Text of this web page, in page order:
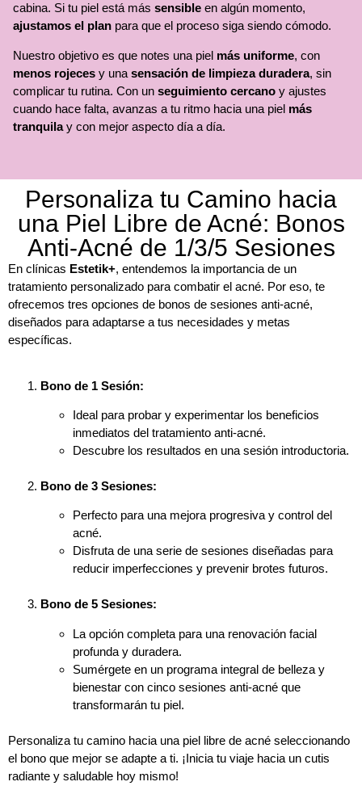
cabina. Si tu piel está más sensible en algún momento,
ajustamos el plan para que el proceso siga siendo cómodo.
Nuestro objetivo es que notes una piel más uniforme, con
menos rojeces y una sensación de limpieza duradera, sin
complicar tu rutina. Con un seguimiento cercano y ajustes
cuando hace falta, avanzas a tu ritmo hacia una piel más
tranquilay con mejor aspecto día a día.
Personaliza tu Camino hacia
una Piel Libre de Acné: Bonos
Anti-Acné de 1/3/5 Sesiones
En clínicas Estetik+, entendemos la importancia de un
tratamiento personalizado para combatir el acné. Por eso, te
ofrecemos tres opciones de bonos de sesiones anti-acné,
diseñados para adaptarse a tus necesidades y metas
específicas.
Bono de 1 Sesión:
Ideal para probar y experimentar los beneficios
inmediatos del tratamiento anti-acné.
Descubre los resultados en una sesión introductoria.
Bono de 3 Sesiones:
Perfecto para una mejora progresiva y control del
acné.
Disfruta de una serie de sesiones diseñadas para
reducir imperfecciones y prevenir brotes futuros.
Bono de 5 Sesiones:
La opción completa para una renovación facial
profunda y duradera.
Sumérgete en un programa integral de belleza y
bienestar con cinco sesiones anti-acné que
transformarán tu piel.
Personaliza tu camino hacia una piel libre de acné seleccionando
el bono que mejor se adapte a ti. ¡Inicia tu viaje hacia un cutis
radiante y saludable hoy mismo!